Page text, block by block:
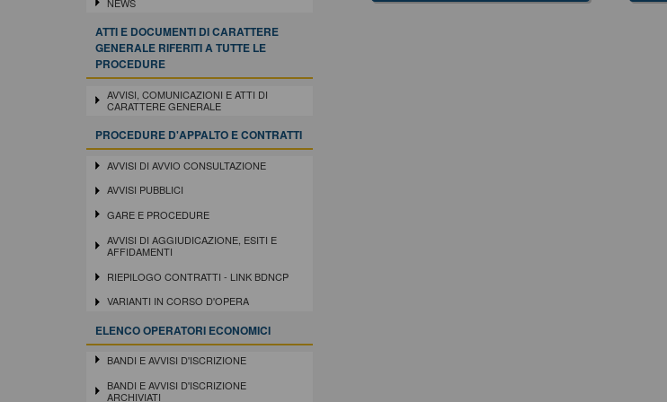
ATTI E DOCUMENTI DI CARATTERE
GENERALE RIFERITI A TUTTE LE
PROCEDURE
AVVISI, COMUNICAZIONI E ATTI DI
CARATTERE GENERALE
PROCEDURE D'APPALTO E CONTRATTI
AVVISI DI AVVIO CONSULTAZIONE
AVVISI PUBBLICI
GARE E PROCEDURE
AVVISI DI AGGIUDICAZIONE, ESITI E
AFFIDAMENTI
RIEPILOGO CONTRATTI - LINK BDNCP
VARIANTI IN CORSO D'OPERA
ELENCO OPERATORI ECONOMICI
BANDI E AVVISI D'ISCRIZIONE
BANDI E AVVISI D'ISCRIZIONE
ARCHIVIATI